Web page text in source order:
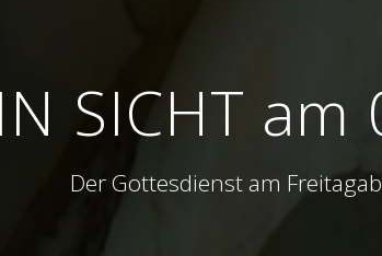
SICHT
Der Gottesdienst am